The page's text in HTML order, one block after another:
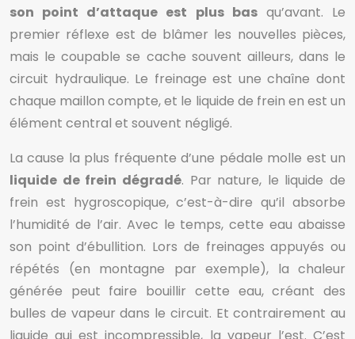
son point d’attaque est plus basqu’avant. Le
premier réflexe est de blâmer les nouvelles pièces,
mais le coupable se cache souvent ailleurs, dans le
circuit hydraulique. Le freinage est une chaîne dont
chaque maillon compte, et le liquide de frein en est un
élément central et souvent négligé.
La cause la plus fréquente d’une pédale molle est un
liquide de frein dégradé. Par nature, le liquide de
frein est hygroscopique, c’est-à-dire qu’il absorbe
l’humidité de l’air. Avec le temps, cette eau abaisse
son point d’ébullition. Lors de freinages appuyés ou
répétés (en montagne par exemple), la chaleur
générée peut faire bouillir cette eau, créant des
bulles de vapeur dans le circuit. Et contrairement au